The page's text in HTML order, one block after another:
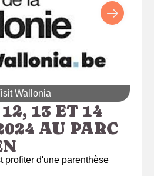
Wallonia
13 ET 14
AU PARC
profiter d'une parenthèse